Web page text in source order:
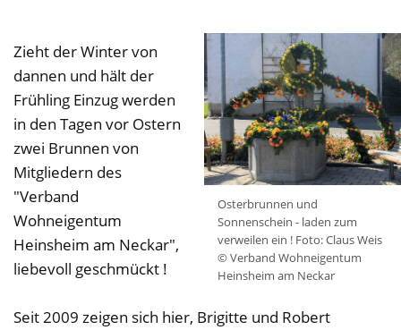
Osterbrunnen und
Sonnenschein - laden zum
verweilen ein ! Foto: Claus Weis
© Verband Wohneigentum
Heinsheim am Neckar
Zieht der Winter von
dannen und hält der
Frühling Einzug werden
in den Tagen vor Ostern
zwei Brunnen von
Mitgliedern des
"Verband
Wohneigentum
Heinsheim am Neckar",
liebevoll geschmückt !
Seit 2009 zeigen sich hier, Brigitte und Robert